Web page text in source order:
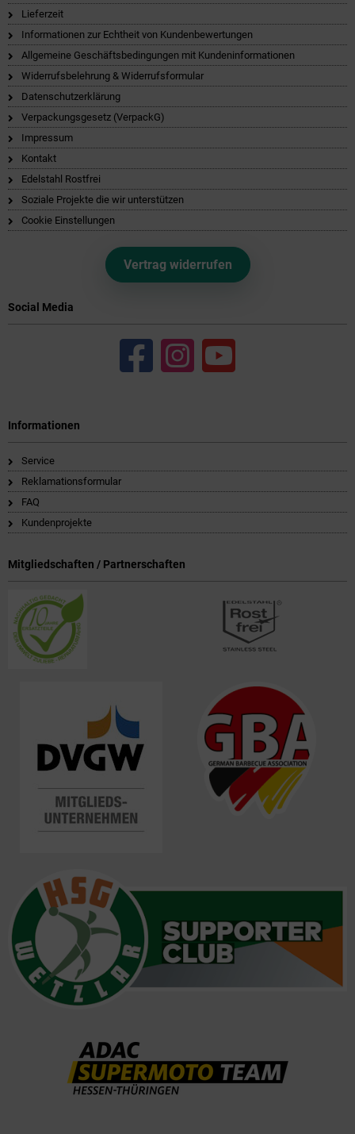
Lieferzeit
Informationen zur Echtheit von Kundenbewertungen
Allgemeine Geschäftsbedingungen mit Kundeninformationen
Widerrufsbelehrung & Widerrufsformular
Datenschutzerklärung
Verpackungsgesetz (VerpackG)
Impressum
Kontakt
Edelstahl Rostfrei
Soziale Projekte die wir unterstützen
Cookie Einstellungen
Vertrag widerrufen
Social Media
Informationen
Service
Reklamationsformular
FAQ
Kundenprojekte
Mitgliedschaften / Partnerschaften